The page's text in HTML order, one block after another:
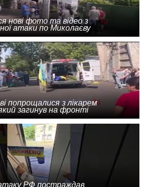
нові фото та відео з
атаки по Миколаєву
попрощалися з лікарем
загинув на фронті
РФ постраждав